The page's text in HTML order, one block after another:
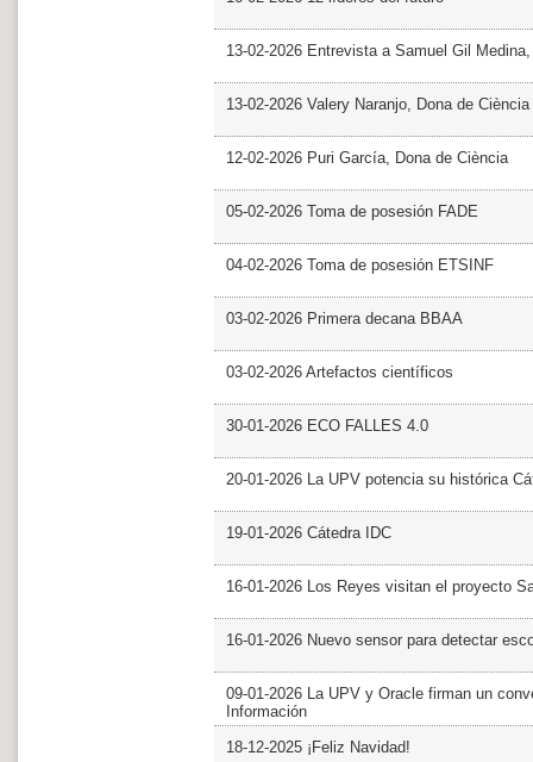
13-02-2026 Entrevista a Samuel Gil
13-02-2026 Valery Naranjo, Dona de Ciència
12-02-2026 Puri García, Dona de Ciència
05-02-2026 Toma de posesión FADE
04-02-2026 Toma de posesión ETSINF
03-02-2026 Primera decana BBAA
03-02-2026 Artefactos científicos
30-01-2026 ECO FALLES 4.0
20-01-2026 La UPV potencia su histórica
19-01-2026 Cátedra IDC
16-01-2026 Los Reyes visitan el proyecto
16-01-2026 Nuevo sensor para detectar
09-01-2026 La UPV y Oracle firman un
Información
18-12-2025 ¡Feliz Navidad!